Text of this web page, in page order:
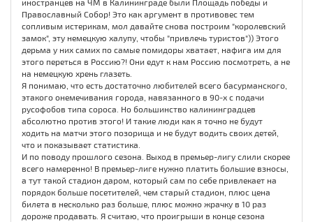
иностранцев на ЧМ в Калининграде были Площадь победы и
Православный Собор! Это как аргумент в противовес тем
сопливым истерикам, мол давайте снова построим "королевский
замок", эту немецкую халупу, чтобы "привлечь туристов")) Этого
дерьма у них самих по самые помидоры хватает, нафига им для
этого переться в Россию?! Они едут к нам Россию посмотреть, а не
на немецкую хрень глазеть.
Я понимаю, что есть достаточно любителей всего басурманского,
этакого онемечивания города, навязанного в 90-х с подачи
русофобов типа сороса. Но большинство калининградцев
абсолютно против этого! И такие люди как я точно не будут
ходить на матчи этого позорища и не будут водить своих детей,
что и показывает статистика.
И по поводу прошлого сезона. Выход в премьер-лигу слили скорее
всего намеренно! В премьер-лиге нужно платить большие взносы,
а тут такой стадион даром, который сам по себе привлекает на
порядок больше посетителей, чем старый стадион, плюс цена
билета в несколько раз больше, плюс можно жрачку в 10 раз
дороже продавать. Я считаю, что проигрыши в конце сезона